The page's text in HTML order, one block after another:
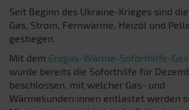
Seit Beginn des Ukraine-Krieges sind
Gas, Strom, Fernwärme, Heizöl und
gestiegen.
Mit dem Erdgas-Wärme-Soforthilfe-
wurde bereits die Soforthilfe für
beschlossen, mit welcher Gas- und
Wärmekunden:innen entlastet werden